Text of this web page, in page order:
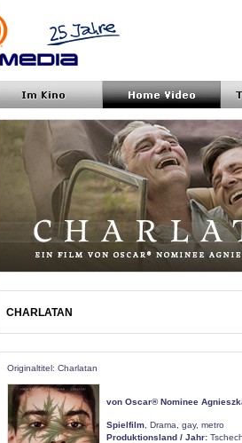
CHARLATAN
Originaltitel: Charlatan
von Oscar® Nominee
Spielfilm , Drama, gay, metro
Produktionsland / Jahr: